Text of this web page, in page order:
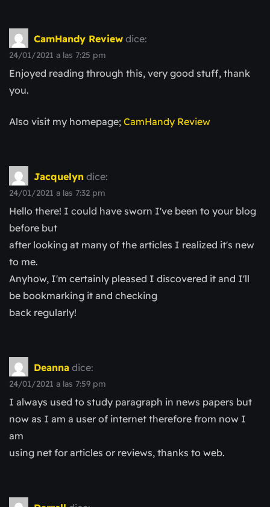
CamHandy Review dice:
24/01/2021 a las 7:25 pm
Enjoyed reading through this, very good stuff, thank
you.
Also visit my homepage; CamHandy Review
Jacquelyn dice:
24/01/2021 a las 7:32 pm
Hello there! I could have sworn I've been to your blog
before but
after looking at many of the articles I realized it's new
to me.
Anyhow, I'm certainly pleased I discovered it and I'll
be bookmarking it and checking
back regularly!
Deanna dice:
24/01/2021 a las 7:59 pm
I always used to study paragraph in news papers but
now as I am a user of internet therefore from now I
am
using net for articles or reviews, thanks to web.